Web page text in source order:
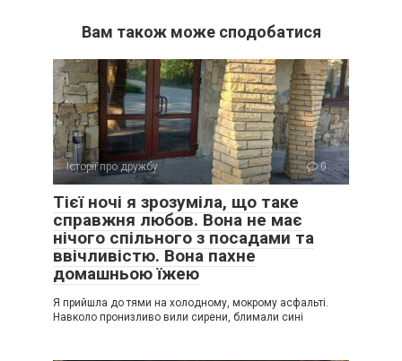
Вам також може сподобатися
Історії про дружбу 0
Тієї ночі я зрозуміла, що таке
справжня любов. Вона не має
нічого спільного з посадами та
ввічливістю. Вона пахне
домашньою їжею
Я прийшла до тями на холодному, мокрому асфальті.
Навколо пронизливо вили сирени, блимали сині